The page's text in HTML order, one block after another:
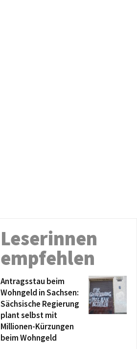
Leserinnen
empfehlen
Antragsstau beim
Wohngeld in Sachsen:
Sächsische Regierung
plant selbst mit
Millionen-Kürzungen
beim Wohngeld